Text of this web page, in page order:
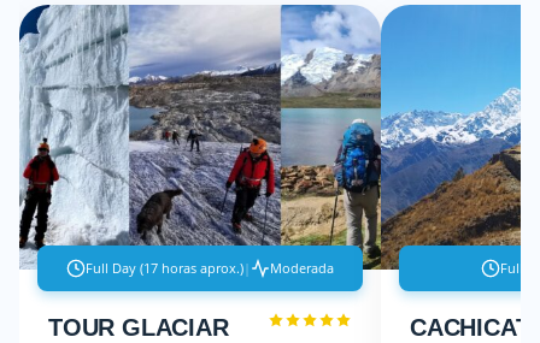
Full Day (17 horas aprox.)| Moderada
TOUR GLACIAR
Full